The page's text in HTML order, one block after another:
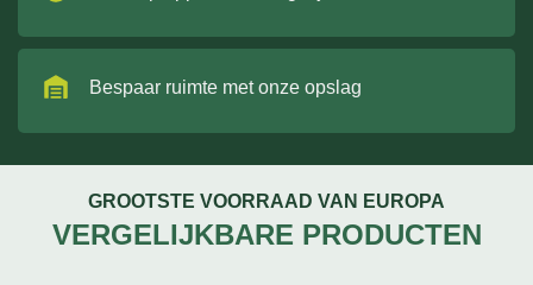
Bespaar ruimte met onze opslag
GROOTSTE VOORRAAD VAN EUROPA
VERGELIJKBARE PRODUCTEN